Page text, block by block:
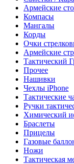
Армейские
Компасы
Мангалы
Корды
Очки
Армейские
Тактический
Прочее
Нашивки
Чехлы iPhone
Тактические
Ручки
Химический
Браслеты
Прицелы
Газовые
Ножи
Тактическая